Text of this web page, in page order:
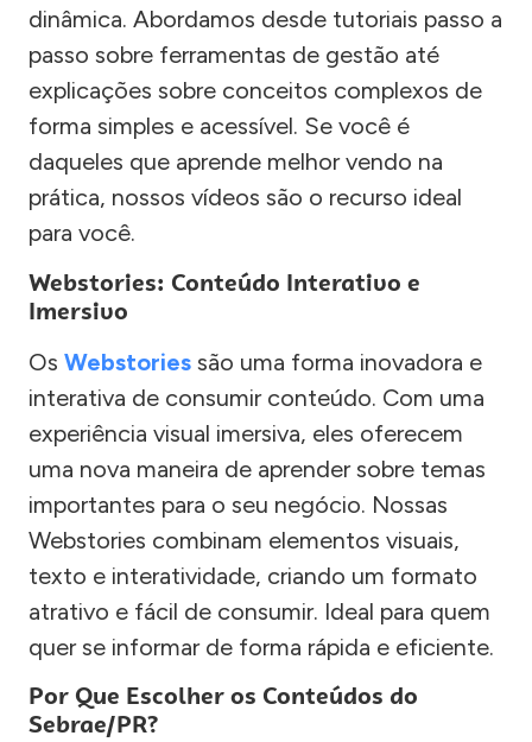
dinâmica. Abordamos desde tutoriais passo a
passo sobre ferramentas de gestão até
explicações sobre conceitos complexos de
forma simples e acessível. Se você é
daqueles que aprende melhor vendo na
prática, nossos vídeos são o recurso ideal
para você.
Webstories: Conteúdo Interativo e
Imersivo
Os Webstories são uma forma inovadora e
interativa de consumir conteúdo. Com uma
experiência visual imersiva, eles oferecem
uma nova maneira de aprender sobre temas
importantes para o seu negócio. Nossas
Webstories combinam elementos visuais,
texto e interatividade, criando um formato
atrativo e fácil de consumir. Ideal para quem
quer se informar de forma rápida e eficiente.
Por Que Escolher os Conteúdos do
Sebrae/PR?